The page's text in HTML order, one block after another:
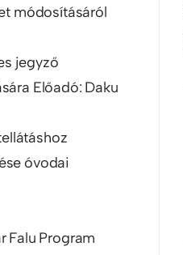
módosításáról
jegyző
Előadó: Daku
óvodai
Falu Program